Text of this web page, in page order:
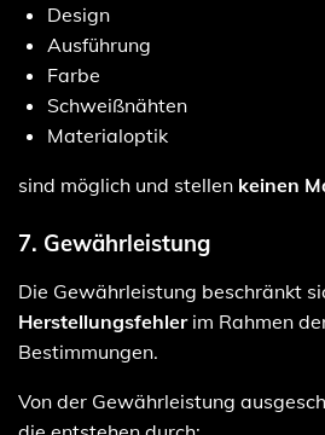
Design
Ausführung
Farbe
Schweißnähten
Materialoptik
sind möglich und stellen keinen
7. Gewährleistung
Die Gewährleistung beschränkt
Herstellungsfehlerim Rahmen
Bestimmungen.
Von der Gewährleistung